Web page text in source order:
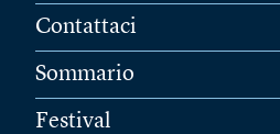
Contattaci
Sommario
Festival